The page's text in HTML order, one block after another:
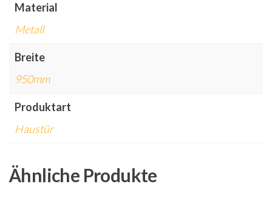
Material
Metall
Breite
950mm
Produktart
Haustür
Ähnliche Produkte